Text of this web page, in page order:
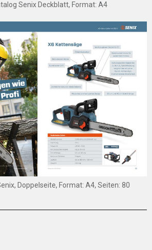
Senix Deckblatt, Format: A4
Doppelseite, Format: A4, Seiten: 80